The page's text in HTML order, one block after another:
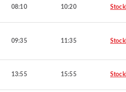
08:10 10:20
09:35 11:35
13:55 15:55